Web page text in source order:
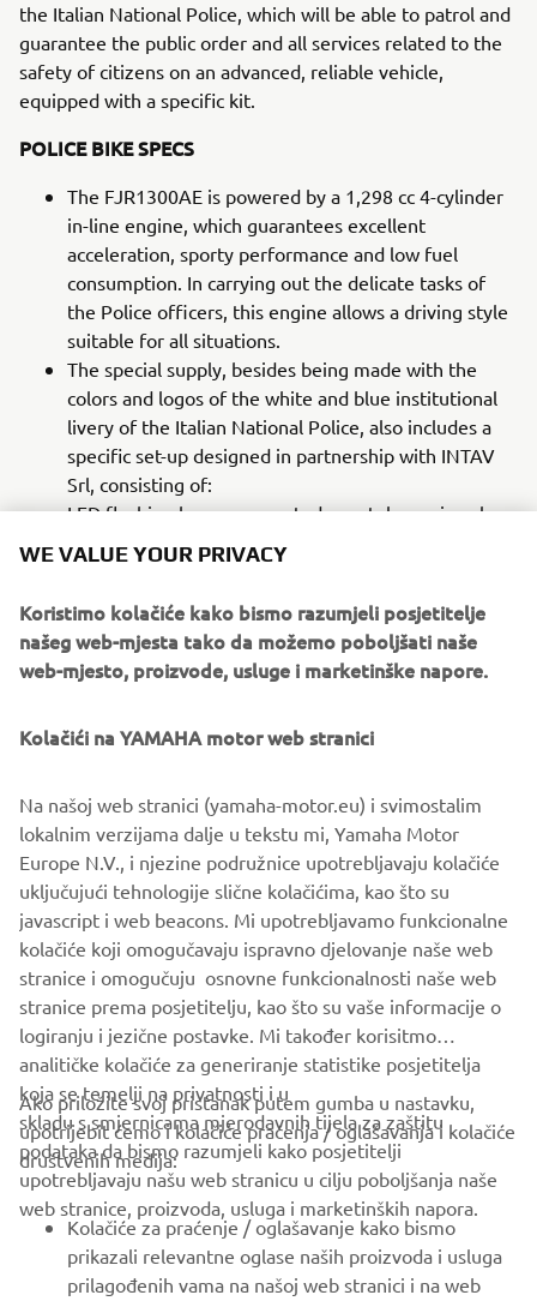
the Italian National Police, which will be able to patrol and
guarantee the public order and all services related to the
safety of citizens on an advanced, reliable vehicle,
equipped with a specific kit.
POLICE BIKE SPECS
The FJR1300AE is powered by a 1,298 cc 4-cylinder
in-line engine, which guarantees excellent
acceleration, sporty performance and low fuel
consumption. In carrying out the delicate tasks of
the Police officers, this engine allows a driving style
suitable for all situations.
The special supply, besides being made with the
colors and logos of the white and blue institutional
livery of the Italian National Police, also includes a
specific set-up designed in partnership with INTAV
Srl, consisting of:
LED flashing beacon mounted on a telescopic pole
A pair of front flashing lights with LED technology,
Sound kit consisting of a pair of neodymium
speakers with lowered profile, master and slave,
equipped with an electronic module
Integrated two-tone siren, emergency / rescue
Management system with waterproof push-button
If you want to know more about this project, visit thePro
Userssection.
WATCH THE VIDEO
CORPORATE
FOR BUSINESS
MORE YAMAHA
WE VALUE YOUR PRIVACY
Koristimo kolačiće kako bismo razumjeli posjetitelje
našeg web-mjesta tako da možemo poboljšati naše
web-mjesto, proizvode, usluge i marketinške napore.
Kolačići na YAMAHA motor web stranici
Na našoj web stranici (yamaha-motor.eu) i svimostalim
lokalnim verzijama dalje u tekstu mi, Yamaha Motor
Europe N.V., i njezine podružnice upotrebljavaju kolačiće
uključujući tehnologije slične kolačićima, kao što su
javascript i web beacons. Mi upotrebljavamo funkcionalne
kolačiće koji omogučavaju ispravno djelovanje naše web
stranice i omogučuju osnovne funkcionalnosti naše web
stranice prema posjetitelju, kao što su vaše informacije o
logiranju i jezične postavke. Mi također korisitmo
analitičke kolačiće za generiranje statistike posjetitelja
koja se temelji na privatnosti i u
skladu s smjernicama mjerodavnih tijela za zaštitu
podataka da bismo razumjeli kako posjetitelji
upotrebljavaju našu web stranicu u cilju poboljšanja naše
web stranice, proizvoda, usluga i marketinških napora.
Ako priložite svoj pristanak putem gumba u nastavku,
upotrijebit ćemo i kolačiće praćenja / oglašavanja i kolačiće
društvenih medija:
Kolačiće za praćenje / oglašavanje kako bismo
prikazali relevantne oglase naših proizvoda i usluga
prilagođenih vama na našoj web stranici i na web